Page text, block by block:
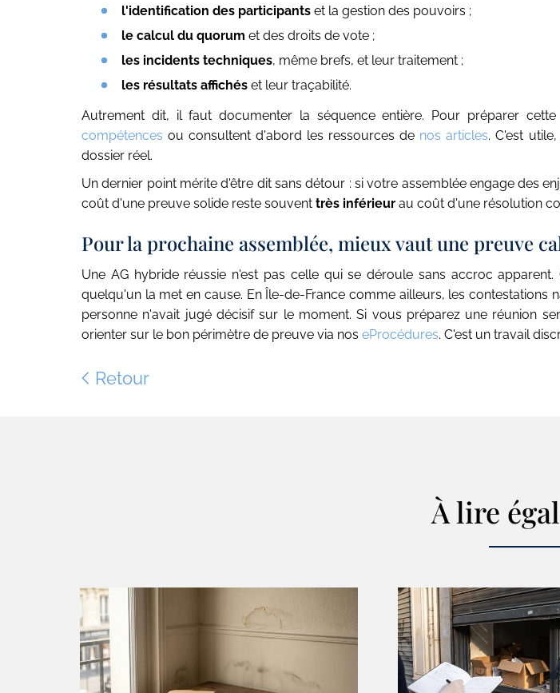
l'identification des participants et la gestion des pouvoirs ;
le calcul du quorum et des droits de vote ;
les incidents techniques, même brefs, et leur traitement ;
les résultats affichés et leur traçabilité.
Autrement dit, il faut documenter la séquence entière. Pour préparer
compétences ou consultent d'abord les ressources de nos articles. C'est
dossier réel.
Un dernier point mérite d'être dit sans détour : si votre assemblée engage des
coût d'une preuve solide reste souvent très inférieur au coût d'une résolution
Pour la prochaine assemblée, mieux vaut une preuve
Une AG hybride réussie n'est pas celle qui se déroule sans accroc apparent.
quelqu'un la met en cause. En Île-de-France comme ailleurs, les
personne n'avait jugé décisif sur le moment. Si vous préparez une réunion
orienter sur le bon périmètre de preuve via nos eProcédures. C'est un travail
Retour
À lire